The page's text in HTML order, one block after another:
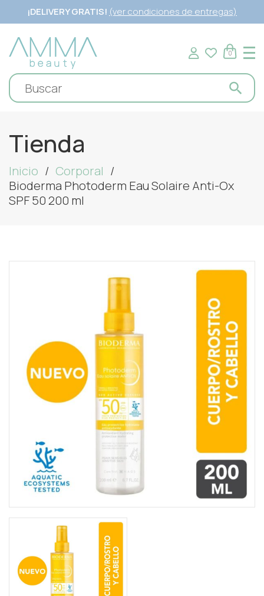
¡DELIVERY GRATIS! (ver condiciones de entregas)
0
Tienda
Inicio
Corporal
Bioderma Photoderm Eau Solaire Anti-Ox
SPF 50 200 ml